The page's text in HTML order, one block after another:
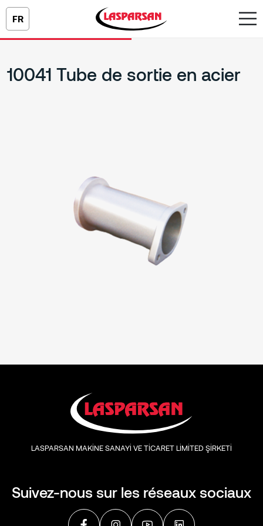
FR
10041 Tube de sortie en acier
Suivez-nous sur les réseaux sociaux
LASPARSAN MAKİNE SANAYİ VE TİCARET LİMİTED ŞİRKETİ